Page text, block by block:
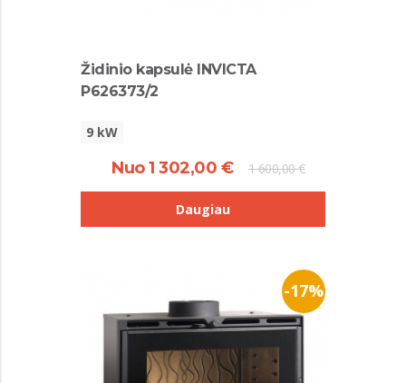
Židinio kapsulė INVICTA
P626373/2
9 kW
Nuo 1 302,00 € 1 600,00 €
Daugiau
-17%